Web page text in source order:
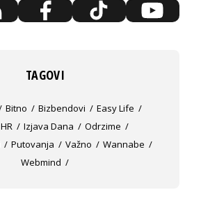
TAGOVI
Bitno Bizbendovi
Easy Life
HR Izjava Dana
Odrzime
Putovanja Važno
Wannabe
Webmind